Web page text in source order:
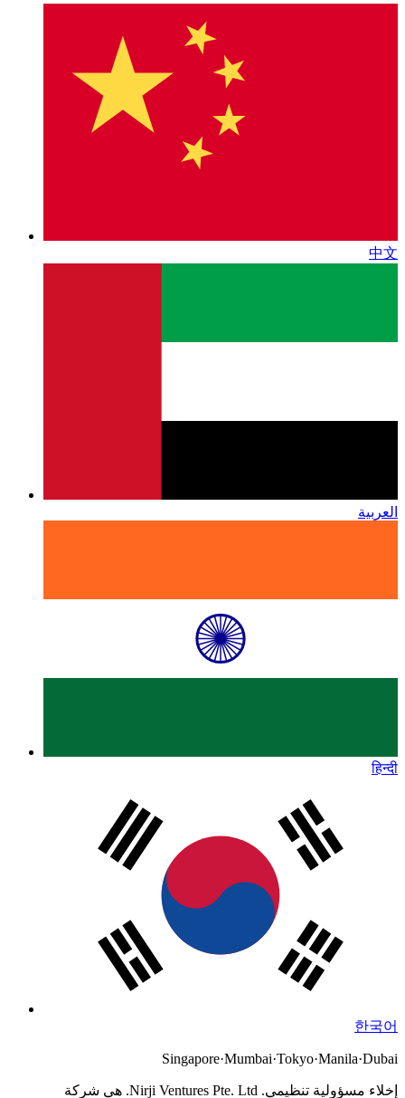
中文
العربية
हिन्दी
한국어
Singapore·Mumbai·Tokyo·Manila·Dubai
إخلاء مسؤولية تنظيمي. Nirji Ventures Pte. Ltd. هي شركة